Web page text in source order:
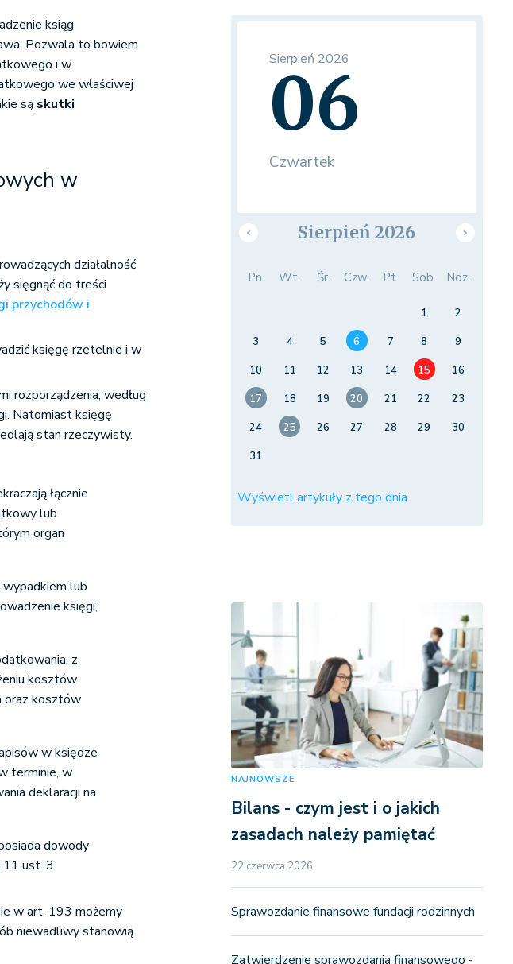
ksiąg
Pozwala to bowiem
i w
we właściwej
są skutki
w
działalność
sięgnąć do treści
przychodów i
księgę rzetelnie i w
rozporządzenia, według
Natomiast księgę
stan rzeczywisty.
łącznie
lub
organ
lub
księgi,
z
kosztów
oraz kosztów
w księdze
terminie, w
deklaracji na
dowody
ust. 3.
w art. 193 możemy
niewadliwy stanowią
Sierpień 2026
06
Czwartek
Sierpień 2026
Pn. Wt. Śr. Czw. Pt. Sob. Ndz.
1
2
3
4 5 6 7 8
9
10
11 12 13 14 15
16
17
18 19 20 21 22
23
24
25 26 27 28 29
30
31
Wyświetl artykuły z tego dnia
NAJNOWSZE
Bilans - czym jest i o jakich
zasadach należy pamiętać
22 czerwca 2026
Sprawozdanie finansowe fundacji rodzinnych
Zatwierdzenie sprawozdania finansowego -